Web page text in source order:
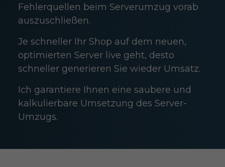
Fehlerquellen beim Serverumzug vorab
auszuschließen.
Je schneller Ihr Shop auf dem neuen,
optimierten Server live geht, desto
schneller generieren Sie wieder Umsatz.
Ich garantiere Ihnen eine saubere und
kalkulierbare Umsetzung des Server-
Umzugs.